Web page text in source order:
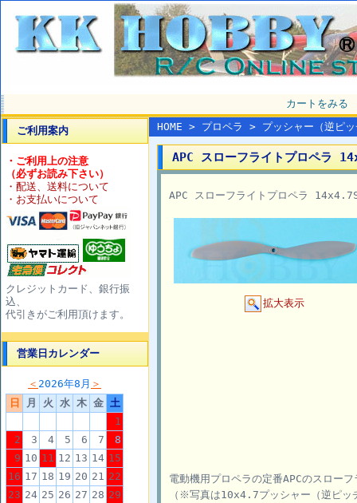
カートをみる
ご利用案内
・ご利用上の注意
（必ずお読み下さい）
・配送、送料について
・お支払いについて
クレジットカード、銀行振
込、
代引きがご利用頂けます。
営業日カレンダー
＜ 2026年8月 ＞
日
月 火 水 木 金 土
1
2
3 4 5 6 7
8
9 10 11 12 13 14 15
16 17 18 19 20 21 22
23 24 25 26 27 28 29
HOME > プロペラ > プッシャー（逆ピ
APC スローフライトプロペラ
APC スローフライトプロペラ
拡大表示
電動機用プロペラの定番APCのスロー
（※写真は10x4.7プッシャー（逆ピッ